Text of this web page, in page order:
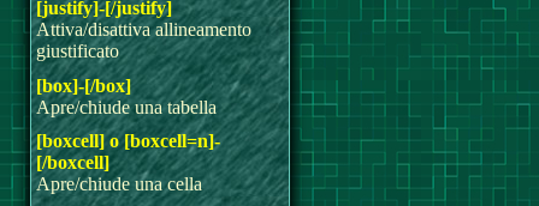
[justify]-[/justify]
Attiva/disattiva allineamento
giustificato
[box]-[/box]
Apre/chiude una tabella
[boxcell] o [boxcell=n]-
[/boxcell]
Apre/chiude una cella